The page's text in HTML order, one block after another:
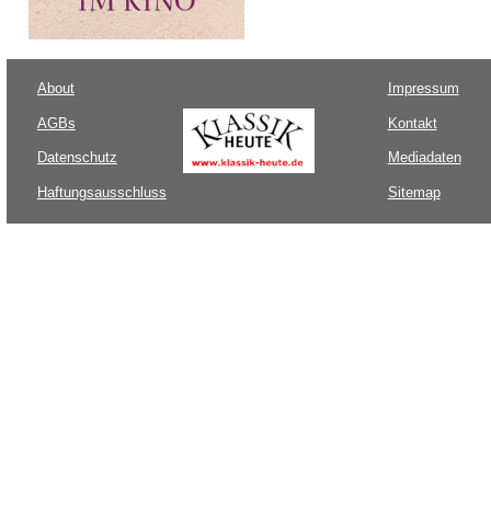
About
AGBs
Datenschutz
Haftungsausschluss
Impressum
Kontakt
Mediadaten
Sitemap